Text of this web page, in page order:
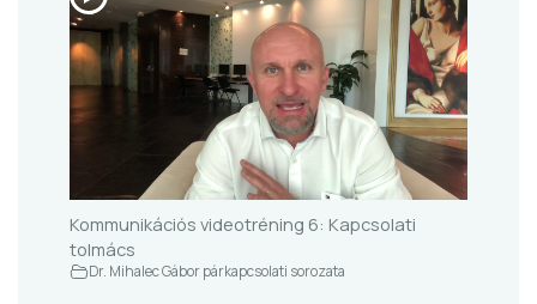
Kommunikációs videotréning 6: Kapcsolati
tolmács
Dr. Mihalec Gábor párkapcsolati sorozata